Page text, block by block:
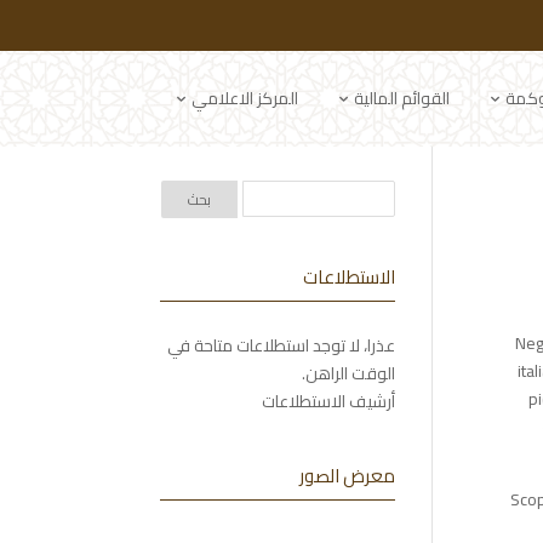
القوائم المالية المركز الاعلامي
الاستطلاعات
عذرا، لا توجد استطلاعات متاحة في
الوقت الراهن.
أرشيف الاستطلاعات
معرض الصور